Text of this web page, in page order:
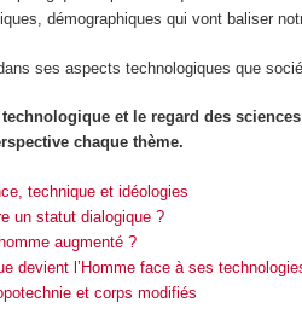
démographiques qui vont baliser
ses aspects technologiques que
et le regard des
chaque thème.
technique et idéologies
un statut dialogique ?
augmenté ?
devient l’Homme face à ses
et corps modifiés